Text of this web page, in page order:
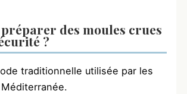
des moules crues
?
traditionnelle utilisée par les